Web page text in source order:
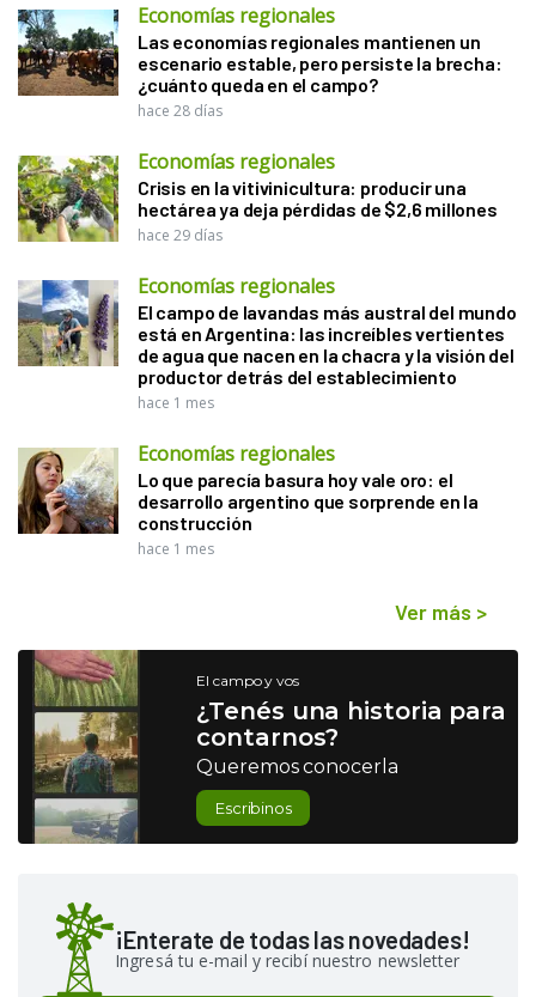
Economías regionales
Las economías regionales mantienen un
escenario estable, pero persiste la brecha:
¿cuánto queda en el campo?
hace 28 días
Economías regionales
Crisis en la vitivinicultura: producir una
hectárea ya deja pérdidas de $2,6 millones
hace 29 días
Economías regionales
El campo de lavandas más austral del mundo
está en Argentina: las increíbles vertientes
de agua que nacen en la chacra y la visión del
productor detrás del establecimiento
hace 1 mes
Economías regionales
Lo que parecía basura hoy vale oro: el
desarrollo argentino que sorprende en la
construcción
hace 1 mes
Ver más >
El campo y vos
¿Tenés una historia para
contarnos?
Queremos conocerla
Escribinos
¡Enterate de todas las novedades!
Ingresá tu e-mail y recibí nuestro newsletter